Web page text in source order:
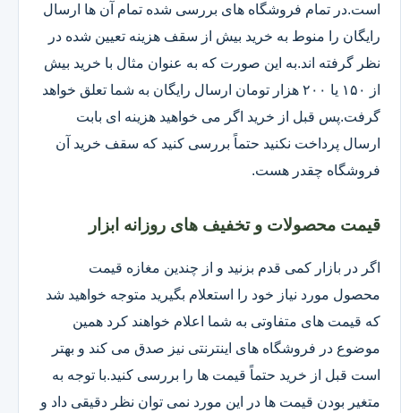
است.در تمام فروشگاه های بررسی شده تمام آن ها ارسال
رایگان را منوط به خرید بیش از سقف هزینه تعیین شده در
نظر گرفته اند.به این صورت که به عنوان مثال با خرید بیش
از ۱۵۰ یا ۲۰۰ هزار تومان ارسال رایگان به شما تعلق خواهد
گرفت.پس قبل از خرید اگر می خواهید هزینه ای بابت
ارسال پرداخت نکنید حتماً بررسی کنید که سقف خرید آن
فروشگاه چقدر هست.
قیمت محصولات و تخفیف های روزانه ابزار
اگر در بازار کمی قدم بزنید و از چندین مغازه قیمت
محصول مورد نیاز خود را استعلام بگیرید متوجه خواهید شد
که قیمت های متفاوتی به شما اعلام خواهند کرد همین
موضوع در فروشگاه های اینترنتی نیز صدق می کند و بهتر
است قبل از خرید حتماً قیمت ها را بررسی کنید.با توجه به
متغیر بودن قیمت ها در این مورد نمی توان نظر دقیقی داد و